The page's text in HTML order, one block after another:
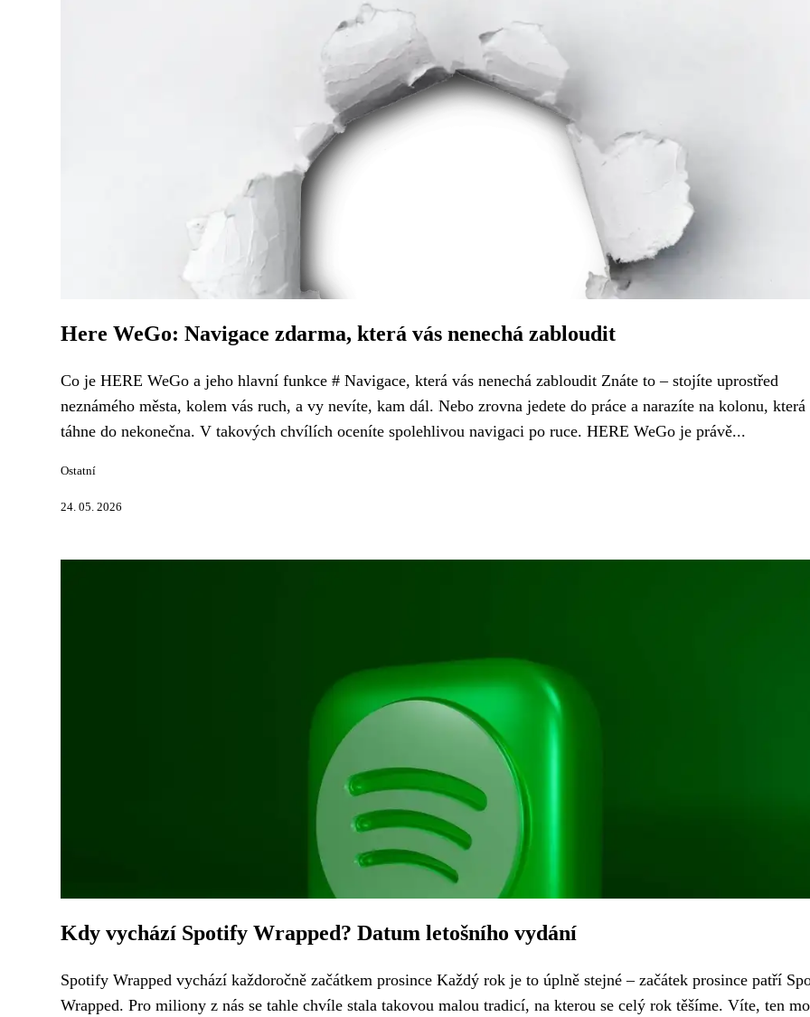
Here WeGo: Navigace zdarma, která vás nenechá zabloudit
Co je HERE WeGo a jeho hlavní funkce # Navigace, která vás nenechá zablou­dit Znáte to – stojíte uprostřed
neznámého města, kolem vás ruch, a vy nevíte, kam dál. Nebo zrovna jedete do práce a narazíte na kolonu, která
táhne do nekonečna. V takových chvílích oceníte spolehlivou navigaci po ruce. HERE WeGo je právě...
Ostatní
24. 05. 2026
Kdy vychází Spotify Wrapped? Datum letošního vydání
Spotify Wrapped vychází každoročně začátkem prosince Každý rok je to úplně stejné – začátek prosince patří
Wrapped. Pro miliony z nás se tahle chvíle stala takovou malou tradicí, na kterou se celý rok těšíme. Víte, ten